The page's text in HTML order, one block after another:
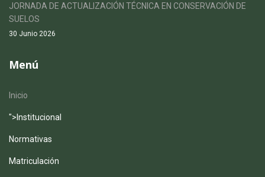
JORNADA DE ACTUALIZACIÓN TÉCNICA EN CONSERVACIÓN DE
SUELOS
30 Junio 2026
Menú
Inicio
"> Institucional
Normativas
Matriculación